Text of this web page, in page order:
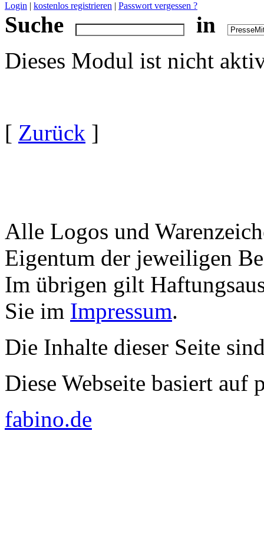
Login | kostenlos registrieren | Passwort vergessen ?
Suche
in
Dieses Modul ist nicht
[ Zurück ]
Alle Logos und
Eigentum der jeweiligen
Im übrigen gilt
Sie im Impressum.
Die Inhalte dieser Seite
Diese Webseite basiert auf
fabino.de